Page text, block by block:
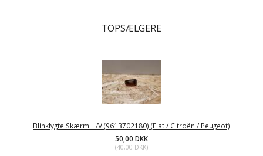
TOPSÆLGERE
Blinklygte Skærm H/V (9613702180) (Fiat / Citroën / Peugeot)
50,00 DKK
(40,00 DKK)